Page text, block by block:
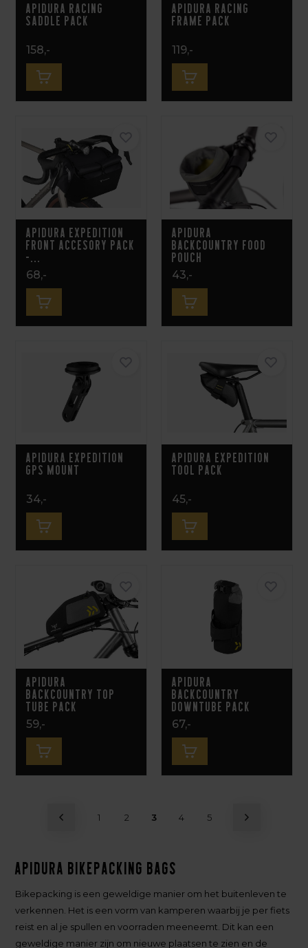
Apidura Racing
Saddle Pack
158,-
Apidura Racing
Frame Pack
119,-
Apidura Expedition
Front Accesory Pack
-...
68,-
Apidura
Backcountry Food
Pouch
43,-
Apidura Expedition
GPS Mount
34,-
Apidura Expedition
Tool Pack
45,-
Apidura
Backcountry Top
Tube Pack
59,-
Apidura
Backcountry
Downtube Pack
67,-
1 2 3 4 5
Apidura Bikepacking Bags
Bikepacking is een geweldige manier om het buitenleven te
verkennen. Het is een vorm van kamperen waarbij je per fiets
reist en al je spullen en voorraden meeneemt. Dit kan een
geweldige manier zijn om nieuwe plaatsen te zien en de